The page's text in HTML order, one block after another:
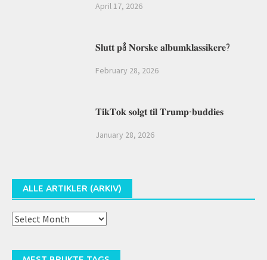
April 17, 2026
𝐒𝐥𝐮𝐭𝐭 𝐩å 𝐍𝐨𝐫𝐬𝐤𝐞 𝐚𝐥𝐛𝐮𝐦𝐤𝐥𝐚𝐬𝐬𝐢𝐤𝐞𝐫𝐞?
February 28, 2026
𝐓𝐢𝐤𝐓𝐨𝐤 𝐬𝐨𝐥𝐠𝐭 𝐭𝐢𝐥 𝐓𝐫𝐮𝐦𝐩-𝐛𝐮𝐝𝐝𝐢𝐞𝐬
January 28, 2026
ALLE ARTIKLER (ARKIV)
Alle